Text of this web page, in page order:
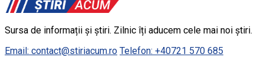
Sursa de informații și știri. Zilnic îți aducem cele mai noi știri.
Email: contact@stiriacum.ro Telefon: +40721 570 685